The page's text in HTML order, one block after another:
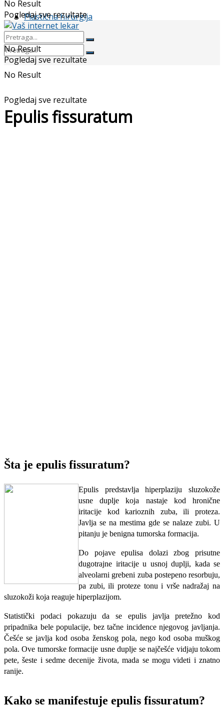
Plastična hirurgija
No Result
Pogledaj sve rezultate
No Result
Pogledaj sve rezultate
No Result
Pogledaj sve rezultate
Epulis fissuratum
Šta je epulis fissuratum?
Epulis predstavlja hiperplaziju sluzokože
usne duplje koja nastaje kod hronične
iritacije kod karioznih zuba, ili proteza.
Javlja se na mestima gde se nalaze zubi. U
pitanju je benigna tumorska formacija.
Do pojave epulisa dolazi zbog prisutne
dugotrajne iritacije u usnoj duplji, kada se
alveolarni grebeni zuba postepeno resorbuju,
pa zubi, ili proteze tonu i vrše nadražaj na
sluzokoži koja reaguje hiperplazijom.
Statistički podaci pokazuju da se epulis javlja pretežno kod
pripadnika bele populacije, bez tačne incidence njegovog javljanja.
Češće se javlja kod osoba ženskog pola, nego kod osoba muškog
pola. Ove tumorske formacije usne duplje se najčešće vidjaju tokom
pete, šeste i sedme decenije života, mada se mogu videti i znatno
ranije.
Kako se manifestuje epulis fissuratum?